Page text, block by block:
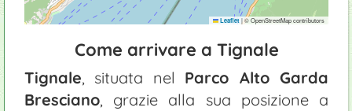
Leaflet |© OpenStreetMap contributors
Come arrivare a Tignale
Tignale, situata nel Parco Alto Garda
Bresciano, grazie alla sua posizione a